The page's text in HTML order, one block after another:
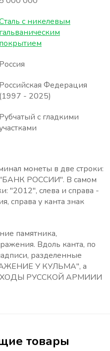
с никелевым
гальваническим
покрытием
Россия
Российская Федерация
(1997 - 2025)
Рубчатый с гладкими
монеты в две строки:
РОССИИ". В самом
"2012", слева и справа -
справа у канта знак
памятника,
Вдоль канта, по
разделенные
У КУЛЬМА", а
РУССКОЙ АРМИИИ
товары